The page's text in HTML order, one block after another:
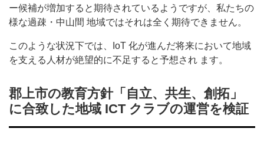
ー候補が増加すると期待されているようですが、私たちの
様な過疎・中山間 地域ではそれは全く期待できません。
このような状況下では、IoT 化が進んだ将来において地域
を支える人材が絶望的に不足すると予想され ます。
郡上市の教育方針「自立、共生、創拓」
に合致した地域 ICT クラブの運営を検証